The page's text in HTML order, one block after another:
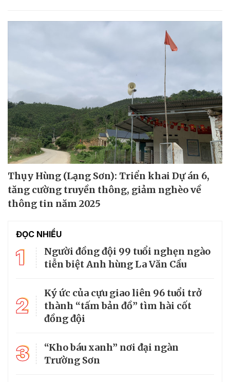
Thụy Hùng (Lạng Sơn): Triển khai Dự án 6,
tăng cường truyền thông, giảm nghèo về
thông tin năm 2025
ĐỌC NHIỀU
1
Người đồng đội 99 tuổi nghẹn ngào
tiễn biệt Anh hùng La Văn Cầu
2
Ký ức của cựu giao liên 96 tuổi trở
thành “tấm bản đồ” tìm hài cốt
đồng đội
3
“Kho báu xanh” nơi đại ngàn
Trường Sơn